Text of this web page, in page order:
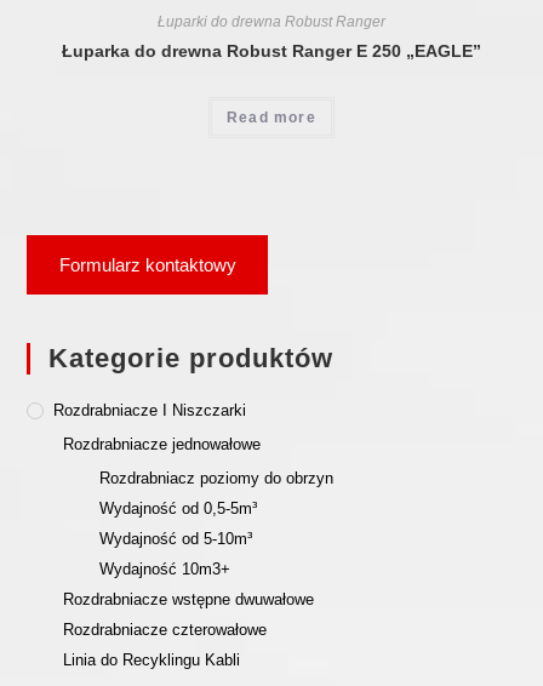
Łuparki do drewna Robust Ranger
Łuparka do drewna Robust Ranger E 250 „EAGLE”
Read more
Formularz kontaktowy
Kategorie produktów
Rozdrabniacze I Niszczarki
Rozdrabniacze jednowałowe
Rozdrabniacz poziomy do obrzyn
Wydajność od 0,5-5m³
Wydajność od 5-10m³
Wydajność 10m3+
Rozdrabniacze wstępne dwuwałowe
Rozdrabniacze czterowałowe
Linia do Recyklingu Kabli